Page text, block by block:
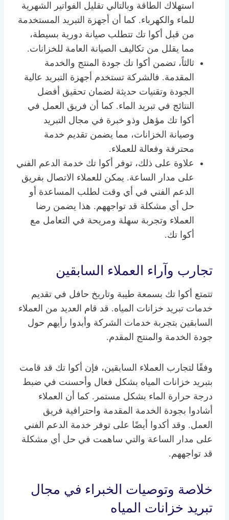
استهلاك الطاقة وبالتالي تقليل الفواتير الشهرية
للماء والكهرباء. كما أن أجهزة التبريد المستخدمة
من قبل أكوا تك تتطلب صيانة دورية بسيطة،
مما يقلل من تكاليف الصيانة العامة للخزانات.
ثالثاً، تضمن أكوا تك جودة المنتج والخدمة
المقدمة. فالشركة تستخدم أجهزة التبريد عالية
الجودة وتقنيات حديثة لضمان تحقيق أفضل
النتائج في تبريد الماء. كما أن فريق العمل في
أكوا تك مؤهل وذو خبرة في مجال التبريد
وصيانة الخزانات، مما يضمن تقديم خدمة
محترفة وفعالة للعملاء.
علاوة على ذلك، توفر أكوا تك خدمة الدعم الفني
على مدار الساعة. يمكن للعملاء الاتصال بفريق
الدعم الفني في أي وقت لطلب المساعدة أو
حل أي مشكلة قد تواجههم. هذا يضمن رضا
العملاء وتجربة سهلة ومريحة في التعامل مع
أكوا تك.
تجارب وآراء العملاء السابقين
تتمتع أكوا تك بسمعة طيبة وتاريخ حافل في تقديم
خدمات تبريد خزانات المياه. قد قام العديد من العملاء
السابقين بتجربة خدمات الشركة وأبدوا رأيهم حول
جودة الخدمة والمنتج المقدم.
وفقًا لتجارب العملاء السابقين، فإن أكوا تك قد قامت
بتبريد خزانات المياه بشكل فعال وأحسنت في ضبط
درجة حرارة الماء بشكل مستمر. كما أن العملاء
أشادوا بجودة الخدمة المقدمة واحترافية فريق
العمل. وقد أكدوا أيضًا على توفر خدمة الدعم الفني
على مدار الساعة والتي ساهمت في حل أي مشكلة
قد تواجههم.
خلاصة وتوصيات الخبراء في مجال
تبريد خزانات المياه